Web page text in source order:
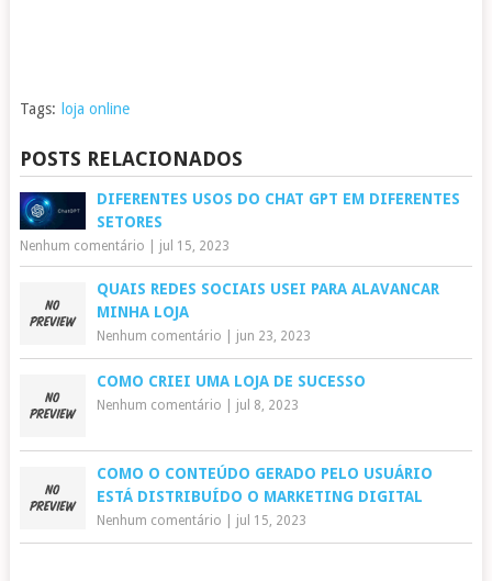
Tags: loja online
POSTS RELACIONADOS
DIFERENTES USOS DO CHAT GPT EM DIFERENTES
SETORES
Nenhum comentário jul 15, 2023
QUAIS REDES SOCIAIS USEI PARA ALAVANCAR
MINHA LOJA
Nenhum comentário jun 23, 2023
COMO CRIEI UMA LOJA DE SUCESSO
Nenhum comentário jul 8, 2023
COMO O CONTEÚDO GERADO PELO USUÁRIO
ESTÁ DISTRIBUÍDO O MARKETING DIGITAL
Nenhum comentário jul 15, 2023